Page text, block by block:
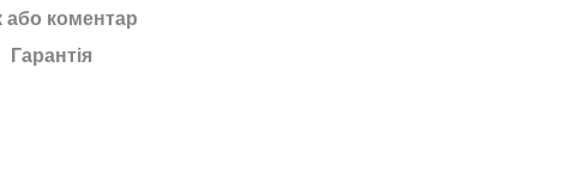
або коментар
Гарантія